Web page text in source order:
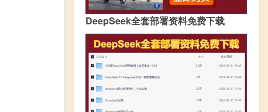
DeepSeek全套部署资料免费下载